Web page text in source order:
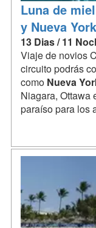
Luna de
y Nueva York
13 Dias / 11
Viaje de novios
circuito podrás
como Nueva
Niagara, Ottawa
paraíso para los